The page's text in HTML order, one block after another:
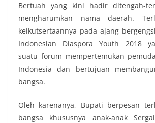
Bertuah yang kini hadir ditengah-
mengharumkan nama daerah.
keikutsertaannya pada ajang
Indonesian Diaspora Youth 2018
suatu forum mempertemukan
Indonesia dan bertujuan
bangsa.
Oleh karenanya, Bupati berpesan
bangsa khususnya anak-anak